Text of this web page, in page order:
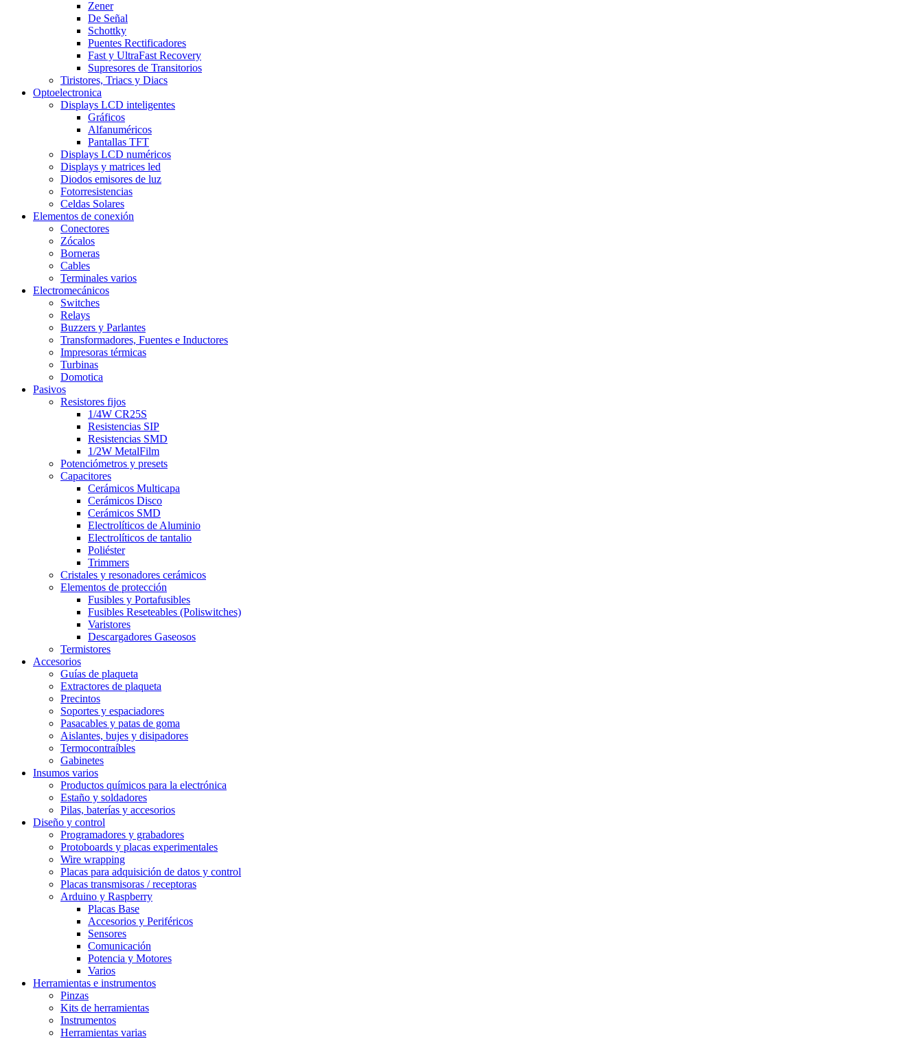
Zener
De Señal
Schottky
Puentes Rectificadores
Fast y UltraFast Recovery
Supresores de Transitorios
Tiristores, Triacs y Diacs
Optoelectronica
Displays LCD inteligentes
Gráficos
Alfanuméricos
Pantallas TFT
Displays LCD numéricos
Displays y matrices led
Diodos emisores de luz
Fotorresistencias
Celdas Solares
Elementos de conexión
Conectores
Zócalos
Borneras
Cables
Terminales varios
Electromecánicos
Switches
Relays
Buzzers y Parlantes
Transformadores, Fuentes e Inductores
Impresoras térmicas
Turbinas
Domotica
Pasivos
Resistores fijos
1/4W CR25S
Resistencias SIP
Resistencias SMD
1/2W MetalFilm
Potenciómetros y presets
Capacitores
Cerámicos Multicapa
Cerámicos Disco
Cerámicos SMD
Electrolíticos de Aluminio
Electrolíticos de tantalio
Poliéster
Trimmers
Cristales y resonadores cerámicos
Elementos de protección
Fusibles y Portafusibles
Fusibles Reseteables (Poliswitches)
Varistores
Descargadores Gaseosos
Termistores
Accesorios
Guías de plaqueta
Extractores de plaqueta
Precintos
Soportes y espaciadores
Pasacables y patas de goma
Aislantes, bujes y disipadores
Termocontraíbles
Gabinetes
Insumos varios
Productos químicos para la electrónica
Estaño y soldadores
Pilas, baterías y accesorios
Diseño y control
Programadores y grabadores
Protoboards y placas experimentales
Wire wrapping
Placas para adquisición de datos y control
Placas transmisoras / receptoras
Arduino y Raspberry
Placas Base
Accesorios y Periféricos
Sensores
Comunicación
Potencia y Motores
Varios
Herramientas e instrumentos
Pinzas
Kits de herramientas
Instrumentos
Herramientas varias